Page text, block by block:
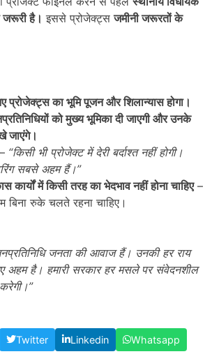
जरूरी है। इससे प्रोजेक्ट्सजमीनी जरूरतों के
प्रोजेक्ट्स का भूमि पूजन और शिलान्यास होगा।
को मुख्य भूमिका दी जाएगी और उनके
जाएंगे।
“किसी भी प्रोजेक्ट में देरी बर्दाश्त नहीं होगी।
सबसे अहम हैं।”
कार्यों में किसी तरह का भेदभाव नहीं होना चाहिए–
बिना रुके चलते रहना चाहिए।
जनता की आवाज हैं। उनकी हर राय
अहम है। हमारी सरकार हर मसले पर संवेदनशील
Twitter Linkedin
Whatsapp